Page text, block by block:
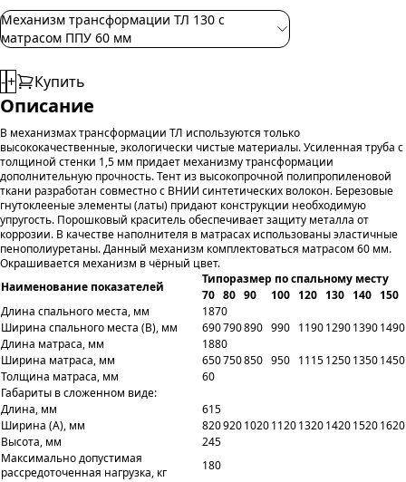
Механизм трансформации ТЛ 130 с
матрасом ППУ 60 мм
-+ Купить
Описание
В механизмах трансформации ТЛ используются только
высококачественные, экологически чистые материалы. Усиленная труба с
толщиной стенки 1,5 мм придает механизму трансформации
дополнительную прочность. Тент из высокопрочной полипропиленовой
ткани разработан совместно с ВНИИ синтетических волокон. Березовые
гнутоклееные элементы (латы) придают конструкции необходимую
упругость. Порошковый краситель обеспечивает защиту металла от
коррозии. В качестве наполнителя в матрасах использованы эластичные
пенополиуретаны. Данный механизм комплектоваться матрасом 60 мм.
Окрашивается механизм в чёрный цвет.
Наименование показателей
Типоразмер по спальному месту
70 80 90 100 120 130 140 150
Длина спального места, мм
1870
Ширина спального места (B), мм
690790890 990 1190129013901490
Длина матраса, мм
1880
Ширина матраса, мм
650750850 950 1115125013501450
Толщина матраса, мм
60
Габариты в сложенном виде:
Длина, мм
615
Ширина (A), мм
820920102011201320142015201620
Высота, мм
245
Максимально допустимая
рассредоточенная нагрузка, кг
180